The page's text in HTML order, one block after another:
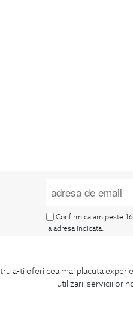
a-ti oferi cea mai placuta
utilizarii serviciilor
Confirm ca am peste
la adresa indicata.